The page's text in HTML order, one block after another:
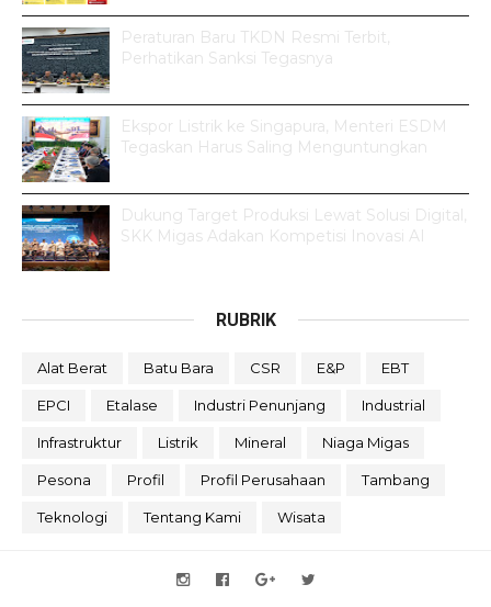
Peraturan Baru TKDN Resmi Terbit,
Perhatikan Sanksi Tegasnya
Ekspor Listrik ke Singapura, Menteri ESDM
Tegaskan Harus Saling Menguntungkan
Dukung Target Produksi Lewat Solusi Digital,
SKK Migas Adakan Kompetisi Inovasi AI
RUBRIK
Alat Berat Batu Bara CSR E&P EBT
EPCI Etalase Industri Penunjang Industrial
Infrastruktur Listrik Mineral Niaga Migas
Pesona Profil Profil Perusahaan Tambang
Teknologi Tentang Kami Wisata